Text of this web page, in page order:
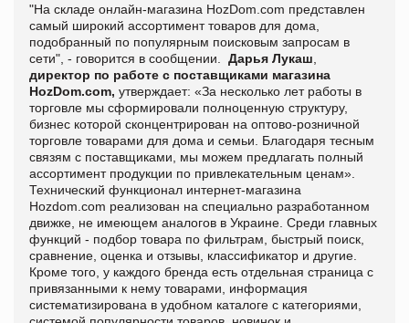
"На складе онлайн-магазина HozDom.com представлен
самый широкий ассортимент товаров для дома,
подобранный по популярным поисковым запросам в
сети", - говорится в сообщении. Дарья Лукаш
директор по работе с поставщиками магазина
HozDom.com, утверждает: «За несколько лет работы в
торговле мы сформировали полноценную структуру,
бизнес которой сконцентрирован на оптово-розничной
торговле товарами для дома и семьи. Благодаря тесным
связям с поставщиками, мы можем предлагать полный
ассортимент продукции по привлекательным ценам».
Технический функционал интернет-магазина
Hozdom.com реализован на специально разработанном
движке, не имеющем аналогов в Украине. Среди главных
функций - подбор товара по фильтрам, быстрый поиск,
сравнение, оценка и отзывы, классификатор и другие.
Кроме того, у каждого бренда есть отдельная страница с
привязанными к нему товарами, информация
систематизирована в удобном каталоге с категориями,